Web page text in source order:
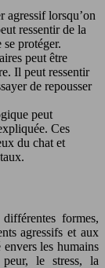
agressif lorsqu’on
ressentir de la
protéger.
peut être
Il peut ressentir
de repousser
peut
Ces
du chat et
formes,
agressifs et aux
envers les humains
le stress, la